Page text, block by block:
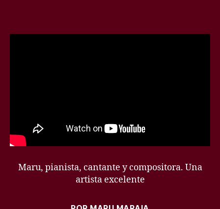
Maru, pianista, cantante y compositora. Una
artista excelente